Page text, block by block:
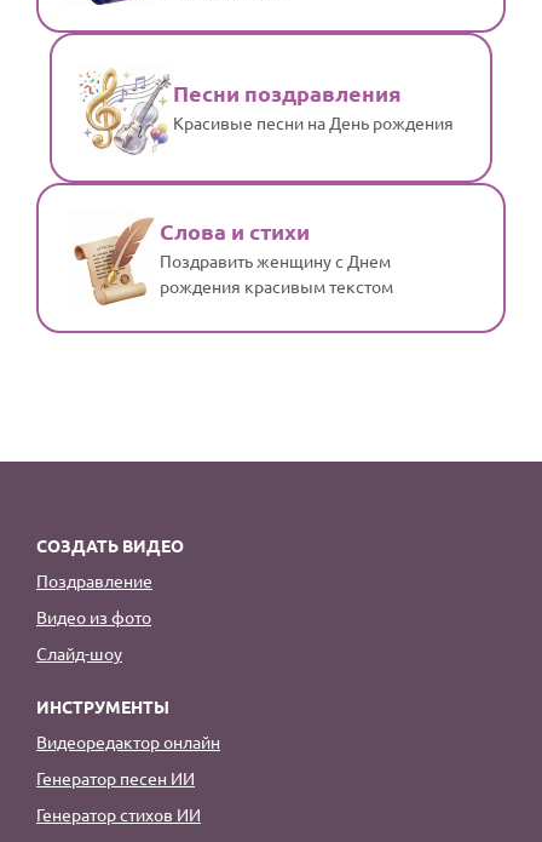
Песни поздравления
Красивые песни на День рождения
Слова и стихи
Поздравить женщину с Днем
рождения красивым текстом
СОЗДАТЬ ВИДЕО
Поздравление
Видео из фото
Слайд-шоу
ИНСТРУМЕНТЫ
Видеоредактор онлайн
Генератор песен ИИ
Генератор стихов ИИ